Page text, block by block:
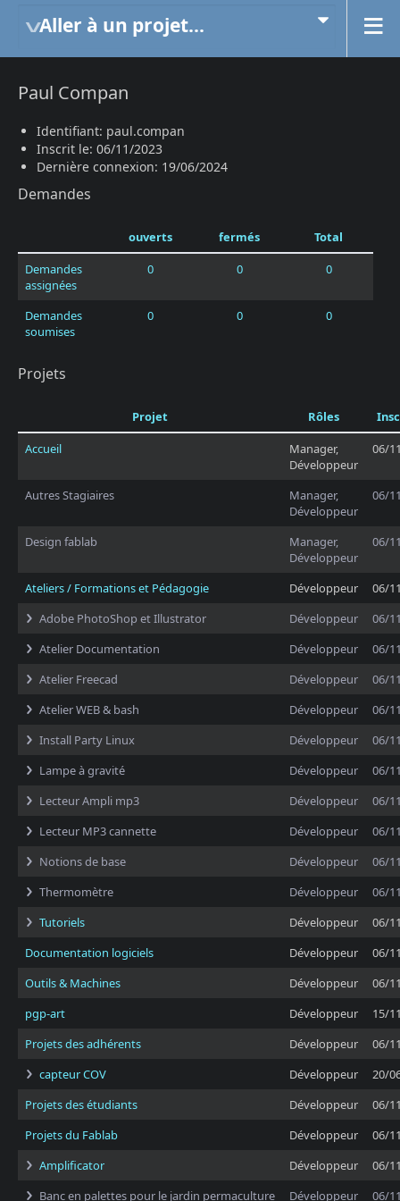
Aller à un projet...
Paul Compan
Identifiant: paul.compan
Inscrit le: 06/11/2023
Dernière connexion: 19/06/2024
Demandes
ouverts fermés
Total
Demandes
assignées
0 0 0
Demandes
soumises
0 0 0
Projets
Projet Rôles
Accueil
Manager,
Développeur
06/
Autres Stagiaires
Manager,
Développeur
06/
Design fablab
Manager,
Développeur
06/
Ateliers / Formations et Pédagogie Développeur
06/
Adobe PhotoShop et Illustrator
Développeur
06/
Atelier Documentation
Développeur
06/
Atelier Freecad
Développeur
06/
Atelier WEB & bash
Développeur
06/
Install Party Linux
Développeur
06/
Lampe à gravité
Développeur
06/
Lecteur Ampli mp3
Développeur
06/
Lecteur MP3 cannette
Développeur
06/
Notions de base
Développeur
06/
Thermomètre
Développeur
06/
Tutoriels
Développeur
06/
Documentation logiciels
Développeur
06/
Outils & Machines
Développeur
06/
pgp-art
Développeur
15/
Projets des adhérents
Développeur
06/
capteur COV
Développeur
20/
Projets des étudiants
Développeur
06/
Projets du Fablab
Développeur
06/
Amplificator
Développeur
06/
Banc en palettes pour le jardin permaculture
Développeur 06/